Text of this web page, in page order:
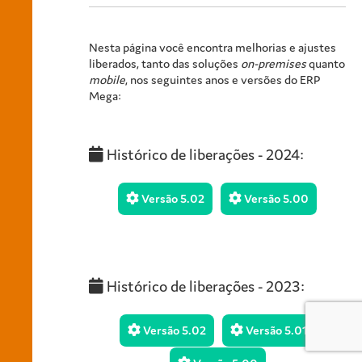
Nesta página você encontra melhorias e ajustes
liberados, tanto das soluções on-premisesquanto
mobile, nos seguintes anos e versões do ERP
Mega:
Histórico de liberações - 2024:
Versão 5.02 Versão 5.00
Histórico de liberações - 2023:
Versão 5.02 Versão 5.01